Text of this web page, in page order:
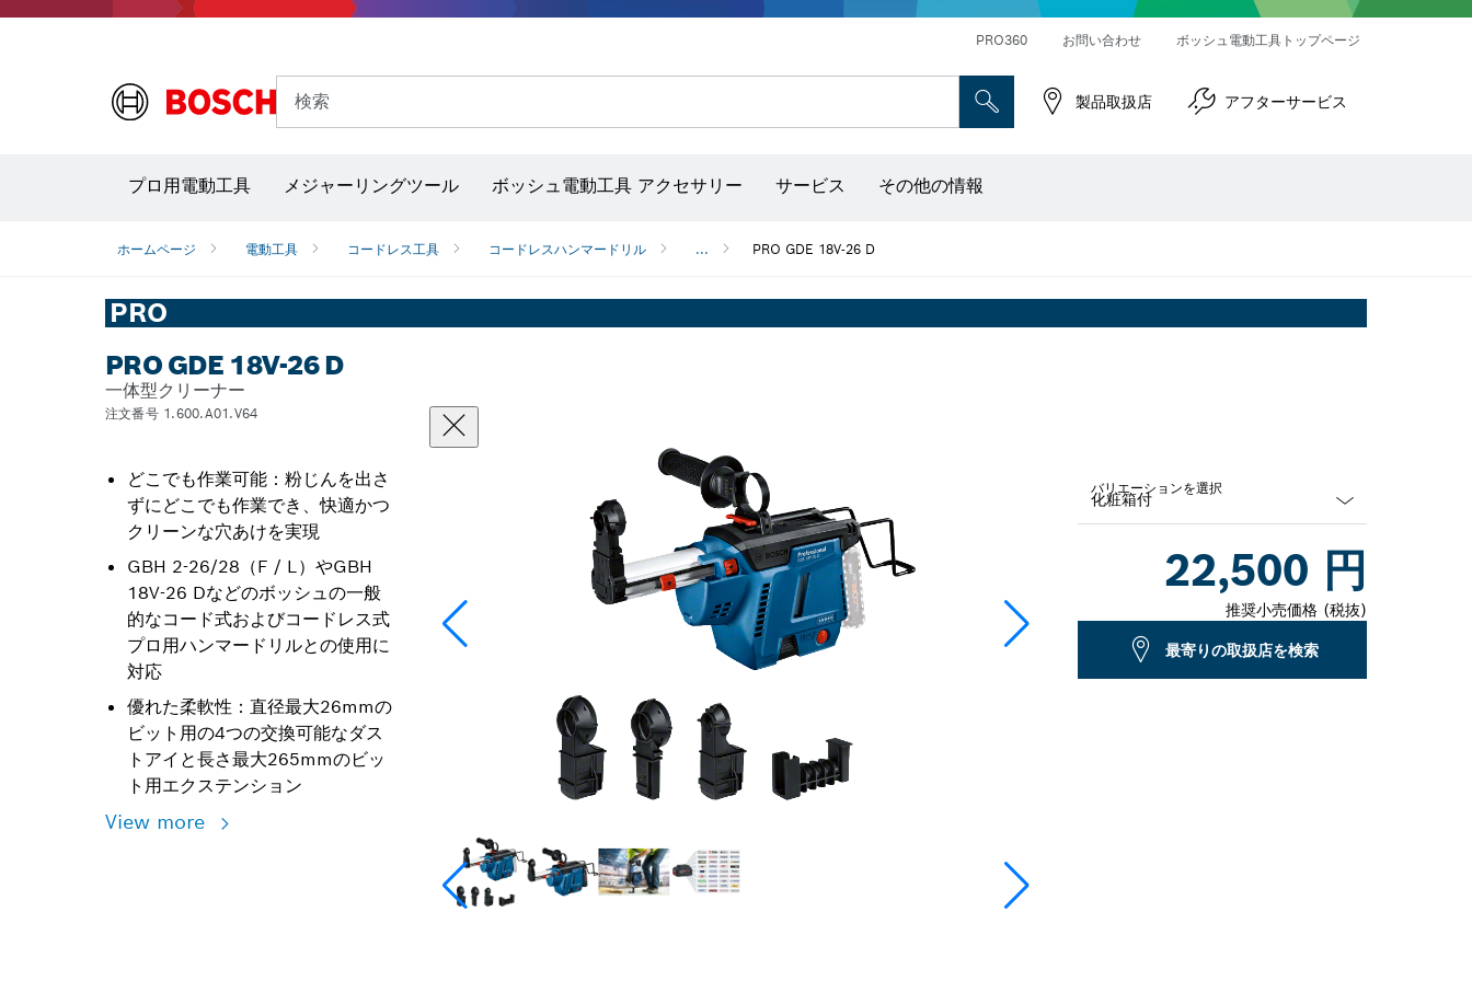
PRO360 お問い合わせ ボッシュ電動工具トップページ
検索 製品取扱店 アフターサービス
プロ用電動工具 メジャーリングツール ボッシュ電動工具 アクセサリー サービス その他の情報
ホームページ 電動工具 コードレス工具 コードレスハンマードリル ... PRO GDE 18V-26 D
PRO
PRO GDE 18V-26 D
一体型クリーナー
注文番号 1.600.A01.V64
どこでも作業可能：粉じんを出さ
ずにどこでも作業でき、快適かつ
クリーンな穴あけを実現
GBH 2-26/28（F / L）やGBH
18V-26 Dなどのボッシュの一般
的なコード式およびコードレス式
プロ用ハンマードリルとの使用に
対応
優れた柔軟性：直径最大26mmの
ビット用の4つの交換可能なダス
トアイと長さ最大265mmのビッ
ト用エクステンション
View more
バリエーションを選択
22,500 円
推奨小売価格 (税抜)
最寄りの取扱店を検索